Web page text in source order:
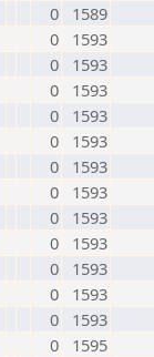
0
1589
0
1593
0
1593
0
1593
0
1593
0
1593
0
1593
0
1593
0
1593
0
1593
0
1593
0
1593
0
1593
0
1595